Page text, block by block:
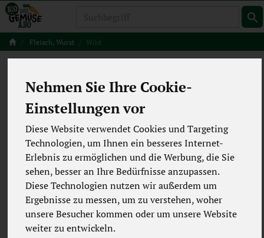
Nehmen Sie Ihre Cookie-
Einstellungen vor
Diese Website verwendet Cookies und Targeting
Technologien, um Ihnen ein besseres Internet-
Erlebnis zu ermöglichen und die Werbung, die Sie
sehen, besser an Ihre Bedürfnisse anzupassen.
Diese Technologien nutzen wir außerdem um
Ergebnisse zu messen, um zu verstehen, woher
unsere Besucher kommen oder um unsere Website
weiter zu entwickeln.
Fleisch, Wurst Wild
heimischen Wäldern
12
Wir dürfen Wild aus heimischen Wäldern auch als
100 % Bio-Betrieb vermarkten.
Wenn du bei uns ein halbes Reh bestellst, legen
wir dich in unserer Warteliste an.